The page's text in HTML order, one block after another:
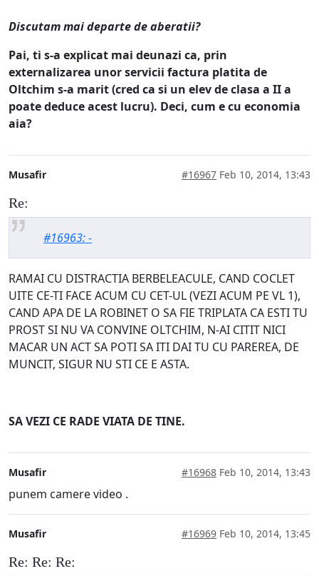
Discutam mai departe de aberatii?
Pai, ti s-a explicat mai deunazi ca, prin
externalizarea unor servicii factura platita de
Oltchim s-a marit (cred ca si un elev de clasa a II a
poate deduce acest lucru). Deci, cum e cu economia
aia?
Musafir #16967 Feb 10, 2014, 13:43
Re:
#16963: -
RAMAI CU DISTRACTIA BERBELEACULE, CAND COCLET
UITE CE-TI FACE ACUM CU CET-UL (VEZI ACUM PE VL 1),
CAND APA DE LA ROBINET O SA FIE TRIPLATA CA ESTI TU
PROST SI NU VA CONVINE OLTCHIM, N-AI CITIT NICI
MACAR UN ACT SA POTI SA ITI DAI TU CU PAREREA, DE
MUNCIT, SIGUR NU STI CE E ASTA.
SA VEZI CE RADE VIATA DE TINE.
Musafir #16968 Feb 10, 2014, 13:43
punem camere video .
Musafir #16969 Feb 10, 2014, 13:45
Re: Re: Re: